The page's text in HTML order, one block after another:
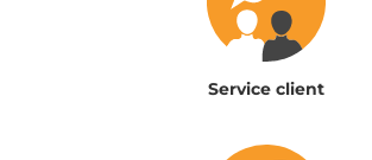
Service client